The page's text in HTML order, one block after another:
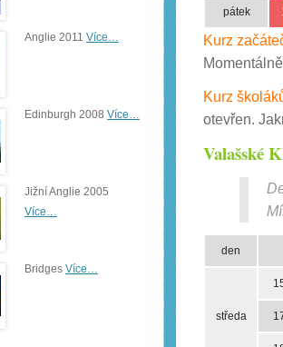
pátek
Kurz
Kurz
otevřen.
Valašské
den
středa
Anglie 2011 Více…
Edinburgh 2008 Více…
Jižní Anglie 2005
Více…
Bridges Více…